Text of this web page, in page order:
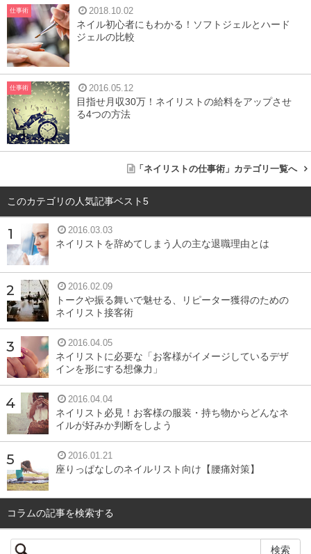
そもそもネイルトレードショーとは何かといいますと、よ
く「東京モーターショー」とか「ギフト展」「半導体博」
のように、その業界の人たち向けのビジネストレードショ
ーがありますよね。それのネイル版がネイルトレードショ
ーです。
主なものに、ビューティーワールドジャパン、ネイルエキ
ちなみに、テレビでもおなじみのネイルクイーンの授賞式
はネイルエキスポで行われますよ。
中でも毎年５月中旬に東京ビックサイトで開催されるビュ
ーティーワールドジャパンは、ネイルだけでなく、
ー、メイク、エステなど美容業界すべての企業が集まる美
容業界では国内最大規模のイベントなのです！
（ネイルエキスポはネイルだけで、ヘアーやエステなどの
出店はありません）
どんな人におすすめ？
ネイルトレードショーは以下の方々の来場が多いです。
・サロン経営者（法人、個人）
仕事術 2018.10.02
ネイル初心者にもわかる！ソフトジェルとハード
ジェルの比較
仕事術 2016.05.12
目指せ月収30万！ネイリストの給料をアップさせ
る4つの方法
「ネイリストの仕事術」カテゴリ一覧へ
このカテゴリの人気記事ベスト5
2016.03.03
ネイリストを辞めてしまう人の主な退職理由とは
2016.02.09
トークや振る舞いで魅せる、リピーター獲得のための
ネイリスト接客術
2016.04.05
ネイリストに必要な「お客様がイメージしているデザ
インを形にする想像力」
2016.04.04
ネイリスト必見！お客様の服装・持ち物からどんなネ
イルが好みか判断をしよう
2016.01.21
座りっぱなしのネイルリスト向け【腰痛対策】
コラムの記事を検索する